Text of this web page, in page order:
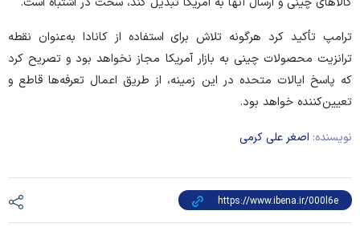
ترامپ تأکید کرد هرگونه تلاش برای استفاده از کانادا به‌عنوان نقطه
ترانزیت محصولات چینی به بازار آمریکا مجاز نخواهد بود و تصریح کرد
که پاسخ ایالات متحده در این زمینه، از طریق اعمال تعرفه‌ها قاطع و
تعیین‌کننده خواهد بود.
نویسنده: اصغر علی کرمی